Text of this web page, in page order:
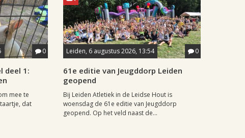
0
deel 1:
mee te
dat
Leiden, 6 augustus 2026, 13:54 0
61e editie van Jeugddorp Leiden
geopend
Bij Leiden Atletiek in de Leidse Hout is
woensdag de 61e editie van Jeugddorp
geopend. Op het veld naast de...